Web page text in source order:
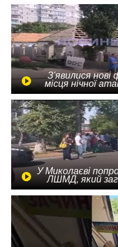
З'явилися нові
місця нічної
У Миколаєві
ЛШМД, який